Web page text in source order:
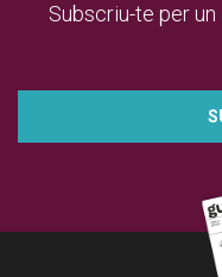
Subscriu-te per